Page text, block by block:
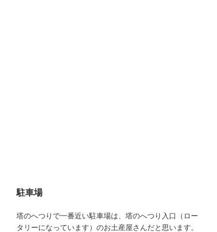
駐車場
塔のへつりで一番近い駐車場は、塔のへつり入口（ロー
タリーになっています）のお土産屋さんだと思います。